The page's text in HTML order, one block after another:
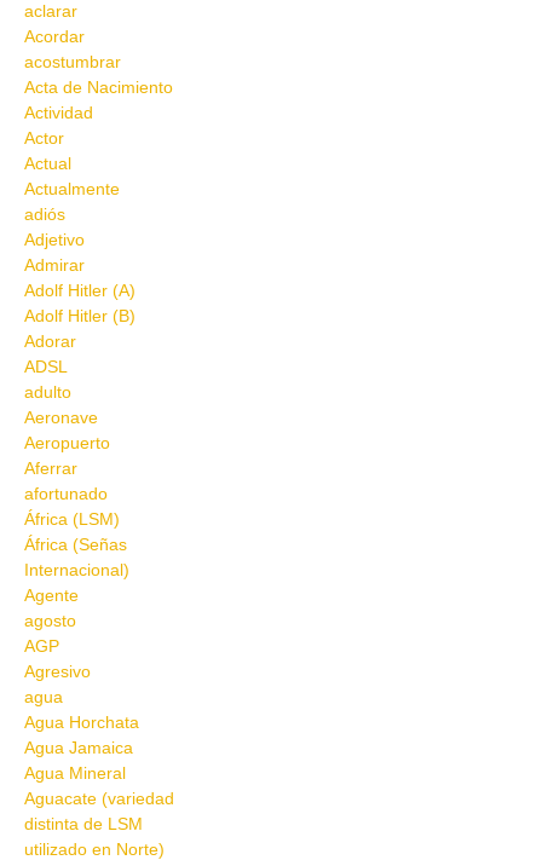
aclarar
Acordar
acostumbrar
Acta de Nacimiento
Actividad
Actor
Actual
Actualmente
adiós
Adjetivo
Admirar
Adolf Hitler (A)
Adolf Hitler (B)
Adorar
ADSL
adulto
Aeronave
Aeropuerto
Aferrar
afortunado
África (LSM)
África (Señas
Internacional)
Agente
agosto
AGP
Agresivo
agua
Agua Horchata
Agua Jamaica
Agua Mineral
Aguacate (variedad
distinta de LSM
utilizado en Norte)